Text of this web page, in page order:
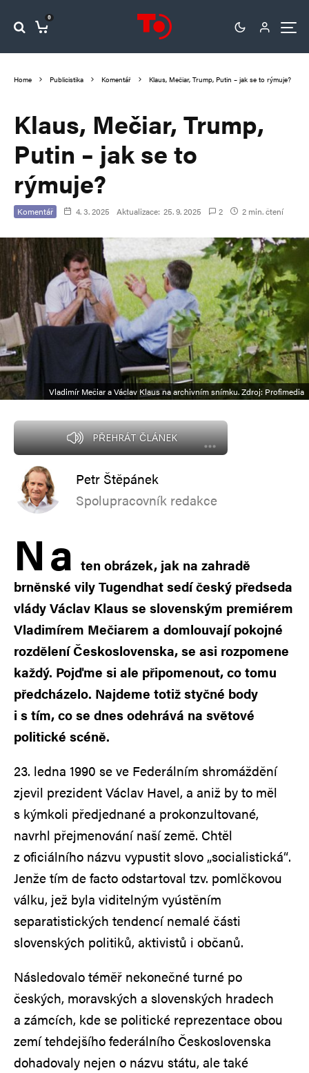
0
Home Publicistika Komentář Klaus, Mečiar, Trump, Putin – jak se to rýmuje?
Klaus, Mečiar, Trump,
Putin – jak se to
rýmuje?
Komentář 4. 3. 2025 Aktualizace: 25. 9. 2025 2 2 min. čtení
Vladimír Mečiar a Václav Klaus na archivním snímku. Zdroj: Profimedia
PŘEHRÁT ČLÁNEK
Petr Štěpánek
Spolupracovník redakce
Na ten obrázek, jak na zahradě
brněnské vily Tugendhat sedí český předseda
vlády Václav Klaus se slovenským premiérem
Vladimírem Mečiarem a domlouvají pokojné
rozdělení Československa, se asi rozpomene
každý. Pojďme si ale připomenout, co tomu
předcházelo. Najdeme totiž styčné body
i s tím, co se dnes odehrává na světové
politické scéně.
23. ledna 1990 se ve Federálním shromáždění
zjevil prezident Václav Havel, a aniž by to měl
s kýmkoli předjednané a prokonzultované,
navrhl přejmenování naší země. Chtěl
z oficiálního názvu vypustit slovo „socialistická“.
Jenže tím de facto odstartoval tzv. pomlčkovou
válku, jež byla viditelným vyústěním
separatistických tendencí nemalé části
slovenských politiků, aktivistů i občanů.
Následovalo téměř nekonečné turné po
českých, moravských a slovenských hradech
a zámcích, kde se politické reprezentace obou
zemí tehdejšího federálního Československa
dohadovaly nejen o názvu státu, ale také